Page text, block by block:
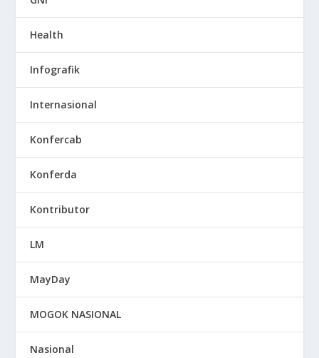
Health
Infografik
Internasional
Konfercab
Konferda
Kontributor
LM
MayDay
MOGOK NASIONAL
Nasional